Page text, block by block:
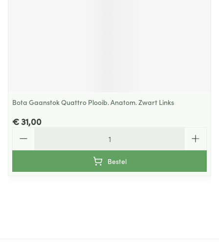
Bota Gaanstok Quattro Plooib. Anatom. Zwart Links
€ 31,00
Bestel